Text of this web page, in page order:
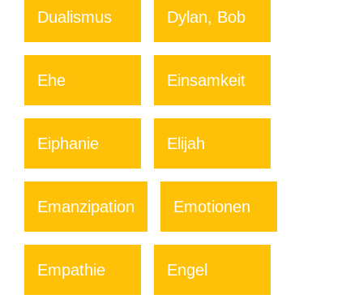
Dualismus Dylan, Bob
Ehe Einsamkeit
Eiphanie Elijah
Emanzipation Emotionen
Empathie Engel